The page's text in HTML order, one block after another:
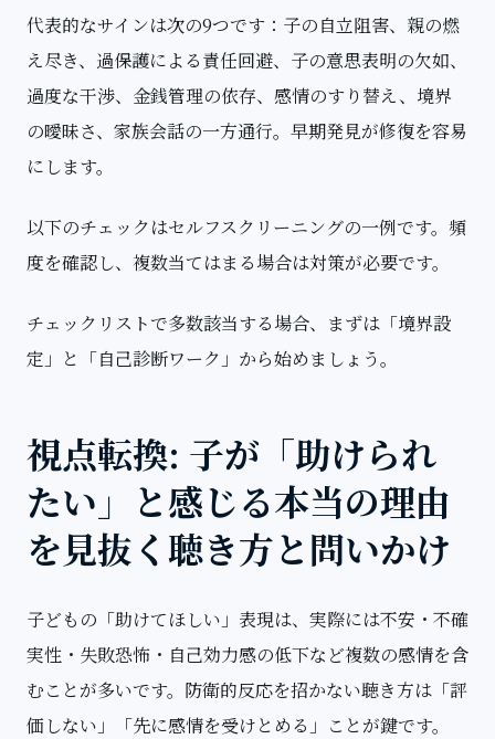
代表的なサインは次の9つです：子の自立阻害、親の燃
え尽き、過保護による責任回避、子の意思表明の欠如、
過度な干渉、金銭管理の依存、感情のすり替え、境界
の曖昧さ、家族会話の一方通行。早期発見が修復を容易
にします。
以下のチェックはセルフスクリーニングの一例です。 頻
度を確認し、複数当てはまる場合は対策が必要です。
チェックリストで多数該当する場合、まずは「境界設
定」と「自己診断ワーク」から始めましょう。
視点転換: 子が「助けられ
たい」と感じる本当の理由
を見抜く聴き方と問いかけ
子どもの「助けてほしい」表現は、実際には不安・不確
実性・失敗恐怖・自己効力感の低下など複数の感情を含
むことが多いです。防衛的反応を招かない聴き方は「評
価しない」「先に感情を受けとめる」ことが鍵です。